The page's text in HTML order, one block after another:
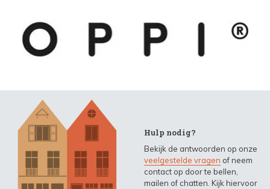
Hulp nodig?
Bekijk de antwoorden op onze
veelgestelde vragen of neem
contact op door te bellen,
mailen of chatten. Kijk hiervoor